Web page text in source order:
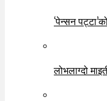
‘पेन्सन
लोभलाग्दो